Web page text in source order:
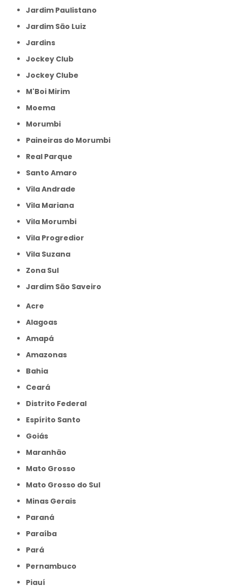
Jardim Paulistano
Jardim São Luiz
Jardins
Jockey Club
Jockey Clube
M'Boi Mirim
Moema
Morumbi
Paineiras do Morumbi
Real Parque
Santo Amaro
Vila Andrade
Vila Mariana
Vila Morumbi
Vila Progredior
Vila Suzana
Zona Sul
jardim São Saveiro
Acre
Alagoas
Amapá
Amazonas
Bahia
Ceará
Distrito Federal
Espírito Santo
Goiás
Maranhão
Mato Grosso
Mato Grosso do Sul
Minas Gerais
Paraná
Paraíba
Pará
Pernambuco
Piauí